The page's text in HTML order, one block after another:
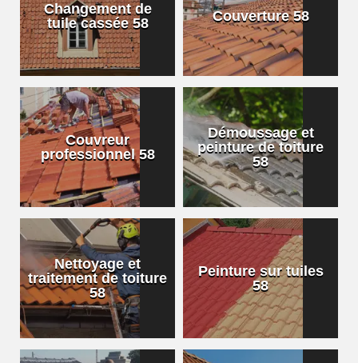
Changement de
tuile cassée 58
Couverture 58
Couvreur
professionnel 58
Démoussage et
peinture de toiture
58
Nettoyage et
traitement de toiture
58
Peinture sur tuiles
58